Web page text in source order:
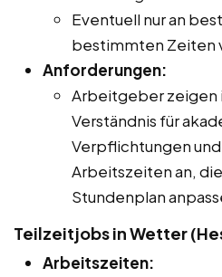
Eventuell nur an
bestimmten Zeiten
Anforderungen:
Arbeitgeber zeigen
Verständnis für
Verpflichtungen
Arbeitszeiten an,
Stundenplan
Teilzeitjobs in Wetter
Arbeitszeiten: